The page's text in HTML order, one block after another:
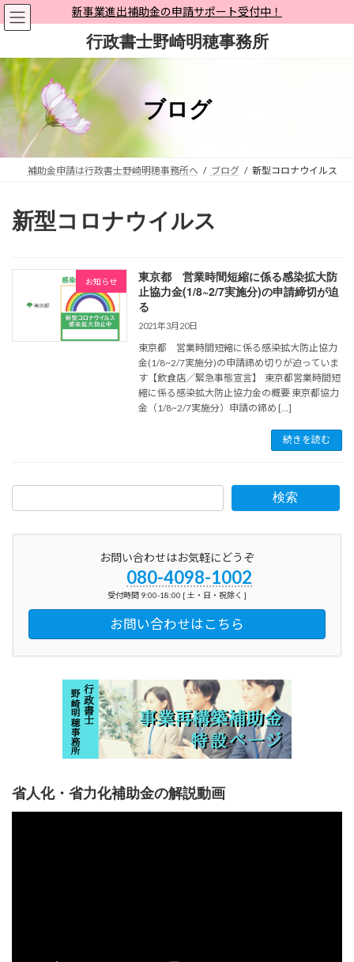
コ
ン
ン
ツ
へ
ス
キ
ッ
ナ
ビ
ー
シ
ョ
ン
に
移
新事業進出補助金の申請サポート受付中！
行政書士野崎明穂事務所
ブログ
補助金申請は行政書士野崎明穂事務所へ ブログ 新型コロナウイルス
新型コロナウイルス
お知らせ
東京都 営業時間短縮に係る感染拡大防
止協力金(1/8~2/7実施分)の申請締切が迫
る
2021年3月20日
東京都 営業時間短縮に係る感染拡大防止協力
金(1/8~2/7実施分)の申請締め切りが迫っていま
す【飲食店／緊急事態宣言】 東京都営業時間短
縮に係る感染拡大防止協力金の概要 東京都協力
金（1/8~2/7実施分）申請の締め […]
続きを読む
検索
お問い合わせはお気軽にどうぞ
080-4098-1002
受付時間 9:00-18:00 [ 土・日・祝除く ]
お問い合わせはこちら
省人化・省力化補助金の解説動画